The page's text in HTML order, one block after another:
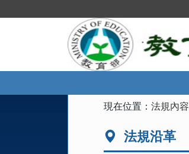
到
現在位置：法規內容
法規沿革